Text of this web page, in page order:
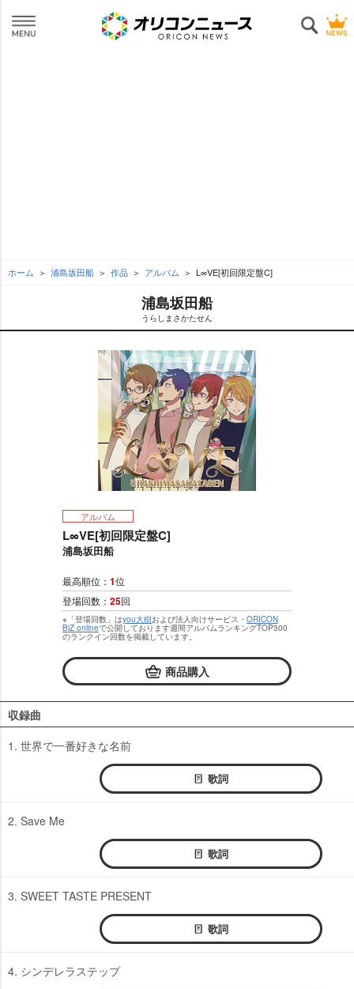
ホーム 浦島坂田船 作品 アルバム L∞VE[初回限定盤C]
浦島坂田船
うらしまさかたせん
アルバム
L∞VE[初回限定盤C]
浦島坂田船
最高順位： 1位
登場回数： 25回
※「登場回数」はyou大樹および法人向けサービス・ ORICON
BiZ onlineで公開しております週間アルバムランキングTOP300
のランクイン回数を掲載しています。
商品購入
収録曲
1. 世界で一番好きな名前
歌詞
2. Save Me
歌詞
3. SWEET TASTE PRESENT
歌詞
4. シンデレラステップ